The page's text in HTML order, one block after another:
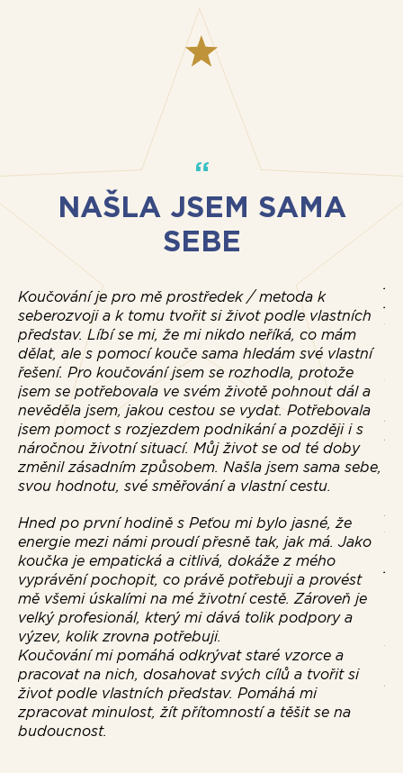
NAŠLA JSEM SAMA
SEBE
Koučování je pro mě prostředek / metoda k
seberozvoji a k tomu tvořit si život podle vlastních
představ. Líbí se mi, že mi nikdo neříká, co mám
dělat, ale s pomocí kouče sama hledám své vlastní
řešení. Pro koučování jsem se rozhodla, protože
jsem se potřebovala ve svém životě pohnout dál a
nevěděla jsem, jakou cestou se vydat. Potřebovala
jsem pomoct s rozjezdem podnikání a později i s
náročnou životní situací. Můj život se od té doby
změnil zásadním způsobem. Našla jsem sama sebe,
svou hodnotu, své směřování a vlastní cestu.
Hned po první hodině s Peťou mi bylo jasné, že
energie mezi námi proudí přesně tak, jak má. Jako
koučka je empatická a citlivá, dokáže z mého
vyprávění pochopit, co právě potřebuji a provést
mě všemi úskalími na mé životní cestě. Zároveň je
velký profesionál, který mi dává tolik podpory a
výzev, kolik zrovna potřebuji.
Koučování mi pomáhá odkrývat staré vzorce a
pracovat na nich, dosahovat svých cílů a tvořit si
život podle vlastních představ. Pomáhá mi
zpracovat minulost, žít přítomností a těšit se na
budoucnost.